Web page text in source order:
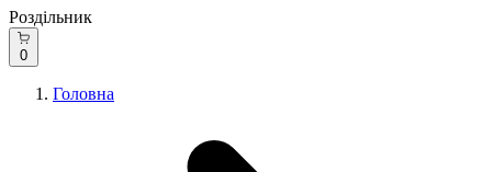
Роздільник
0
Головна